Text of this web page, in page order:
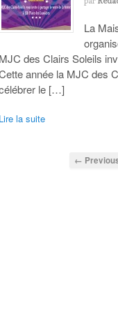
La
MJC des Clairs Soleils
année la MJC des
le […]
Lire la suite
←